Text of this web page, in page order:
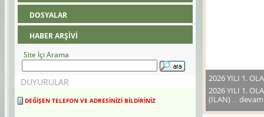
DOSYALAR
HABER ARŞİVİ
Site İçi Arama
DUYURULAR
2026 YILI 1.
2026 YILI 1.
(İLAN)